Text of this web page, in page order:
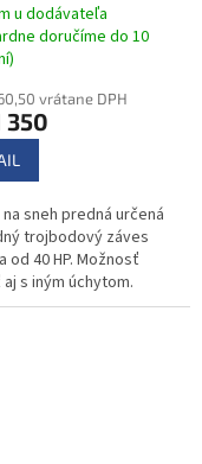
u dodávateľa
doručíme do 10
vrátane DPH
350
sneh predná určená
trojbodový záves
od 40 HP. Možnosť
s iným úchytom.